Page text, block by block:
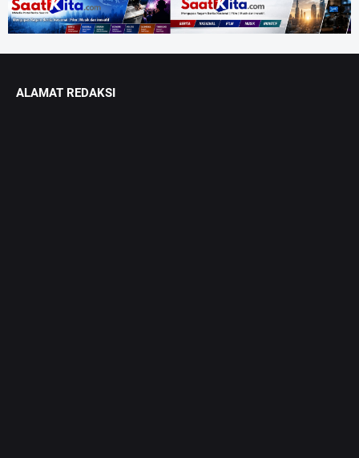
ALAMAT REDAKSI